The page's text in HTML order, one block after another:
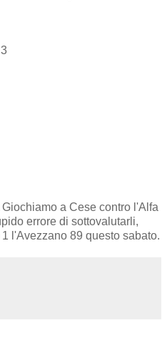
a Cese contro l'Alfa
errore di sottovalutarli,
l'Avezzano 89 questo sabato.